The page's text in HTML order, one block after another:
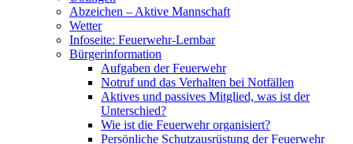
Abzeichen – Aktive Mannschaft
Wetter
Infoseite: Feuerwehr-Lernbar
Bürgerinformation
Aufgaben der Feuerwehr
Notruf und das Verhalten bei Notfällen
Aktives und passives Mitglied, was ist der
Unterschied?
Wie ist die Feuerwehr organisiert?
Persönliche Schutzausrüstung der Feuerwehr